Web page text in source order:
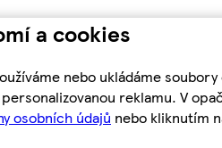
a cookies
nebo ukládáme
reklamu. V
osobních údajů nebo kliknutím